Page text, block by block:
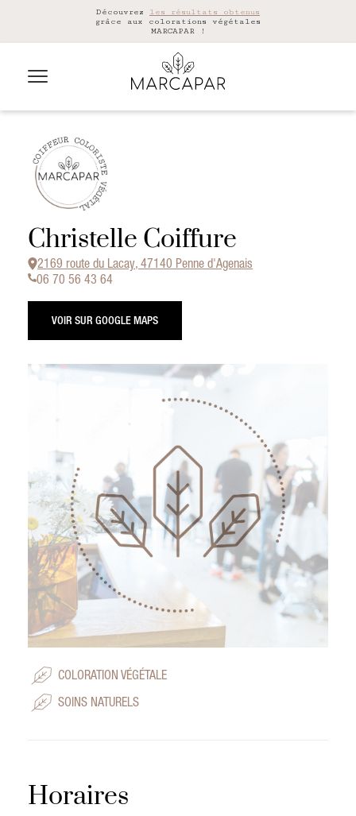
Découvrez les résultats obtenus
grâce aux colorations végétales
MARCAPAR !
Christelle Coiffure
2169 route du Lacay, 47140 Penne d'Agenais
06 70 56 43 64
VOIR SUR GOOGLE MAPS
COLORATION VÉGÉTALE
SOINS NATURELS
Horaires